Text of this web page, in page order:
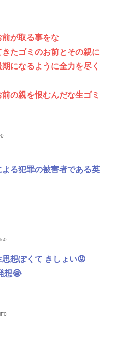
が取る事をな
たゴミのお前とその親に
になるように全力を尽く
の親を恨むんだな生ゴミ
る犯罪の被害者である英
想ぽくて きしょい😡
想😭